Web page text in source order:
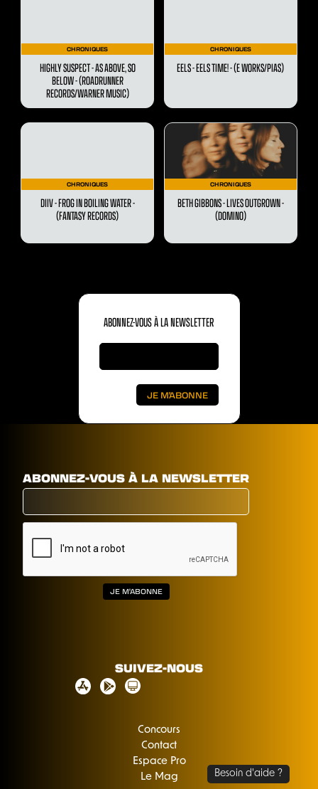
CHRONIQUES
HIGHLY SUSPECT - AS ABOVE, SO
BELOW - (ROADRUNNER
RECORDS/WARNER MUSIC)
CHRONIQUES
EELS - EELS TIME! - (E WORKS/PIAS)
CHRONIQUES
DIIV - FROG IN BOILING WATER -
(FANTASY RECORDS)
CHRONIQUES
BETH GIBBONS - LIVES OUTGROWN -
(DOMINO)
ABONNEZ-VOUS À LA NEWSLETTER
ABONNEZ-VOUS À LA NEWSLETTER
SUIVEZ-NOUS
Concours
Contact
Espace Pro
Le Mag